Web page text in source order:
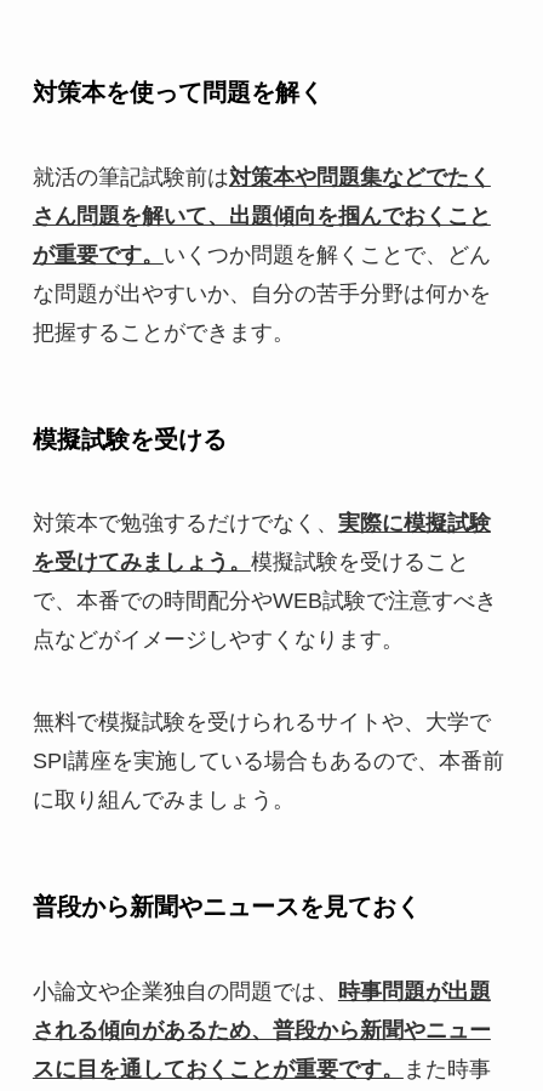
対策本を使って問題を解く
就活の筆記試験前は対策本や問題集などでたく
さん問題を解いて、出題傾向を掴んでおくこと
が重要です。 いくつか問題を解くことで、どん
な問題が出やすいか、自分の苦手分野は何かを
把握することができます。
模擬試験を受ける
対策本で勉強するだけでなく、 実際に模擬試験
を受けてみましょう。 模擬試験を受けること
で、本番での時間配分やWEB試験で注意すべき
点などがイメージしやすくなります。
無料で模擬試験を受けられるサイトや、大学で
SPI講座を実施している場合もあるので、本番前
に取り組んでみましょう。
普段から新聞やニュースを見ておく
小論文や企業独自の問題では、
時事問題が出題
される傾向があるため、普段から新聞やニュー
スに目を通しておくことが重要です。
また時事